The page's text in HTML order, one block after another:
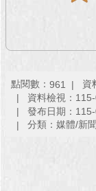
點閱數： 961
資
資料檢視：
發布日期：
分類：媒體/新